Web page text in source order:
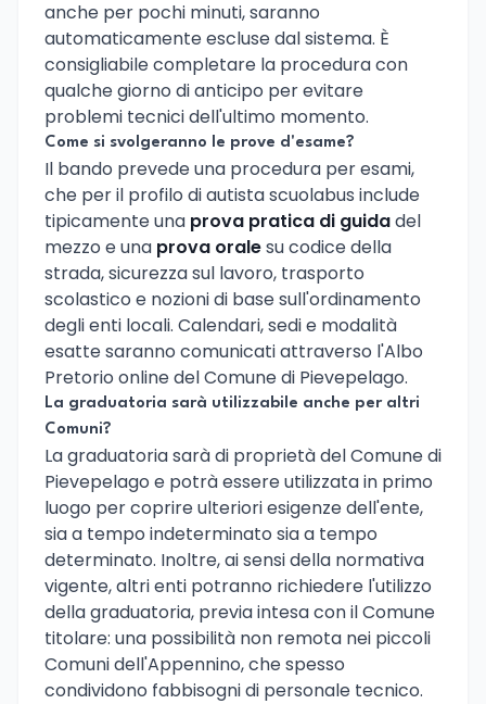
anche per pochi minuti, saranno
automaticamente escluse dal sistema. È
consigliabile completare la procedura con
qualche giorno di anticipo per evitare
problemi tecnici dell'ultimo momento.
Come si svolgeranno le prove d'esame?
Il bando prevede una procedura per esami,
che per il profilo di autista scuolabus include
tipicamente una prova pratica di guidadel
mezzo e una prova oralesu codice della
strada, sicurezza sul lavoro, trasporto
scolastico e nozioni di base sull'ordinamento
degli enti locali. Calendari, sedi e modalità
esatte saranno comunicati attraverso l'Albo
Pretorio online del Comune di Pievepelago.
La graduatoria sarà utilizzabile anche per altri
Comuni?
La graduatoria sarà di proprietà del Comune di
Pievepelago e potrà essere utilizzata in primo
luogo per coprire ulteriori esigenze dell'ente,
sia a tempo indeterminato sia a tempo
determinato. Inoltre, ai sensi della normativa
vigente, altri enti potranno richiedere l'utilizzo
della graduatoria, previa intesa con il Comune
titolare: una possibilità non remota nei piccoli
Comuni dell'Appennino, che spesso
condividono fabbisogni di personale tecnico.